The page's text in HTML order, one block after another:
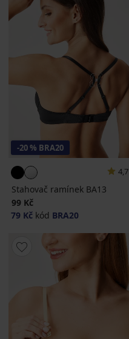
-20 % BRA20
4,7
Stahovač ramínek BA13
99 Kč
79 Kč kód BRA20